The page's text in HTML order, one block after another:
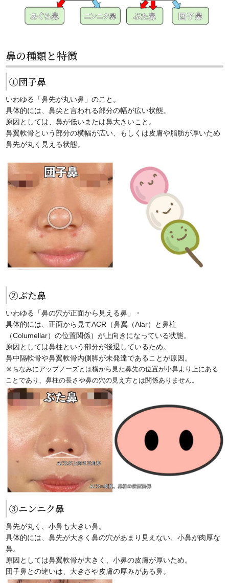
鼻の種類と特徴
①団子鼻
いわゆる「鼻先が丸い鼻」のこと。
具体的には、鼻尖と言われる部分の幅が広い状態。
原因としては、鼻が低いまたは鼻大きいこと。
鼻翼軟骨という部分の横幅が広い、もしくは皮膚や脂肪が厚いため
鼻先が丸く見える状態。
②ぶた鼻
いわゆる「鼻の穴が正面から見える鼻」・
具体的には、正面から見てACR（鼻翼（Alar）と鼻柱
（Columellar）の位置関係）が上向きになっている状態。
原因としては鼻柱という部分が後退しているため。
鼻中隔軟骨や鼻翼軟骨内側脚が未発達であることが原因。
※ちなみにアップノーズとは横から見た鼻先の位置が小鼻より上にある
ことであり、鼻柱の長さや鼻の穴の見え方とは関係ありません。
③ニンニク鼻
鼻先が丸く、小鼻も大きい鼻。
具体的には、鼻先が大きく鼻の穴があまり見えない、小鼻が肉厚な
鼻。
原因としては鼻翼軟骨が大きく、小鼻の皮膚が厚いため。
団子鼻との違いは、大きさや皮膚の厚みがある鼻。